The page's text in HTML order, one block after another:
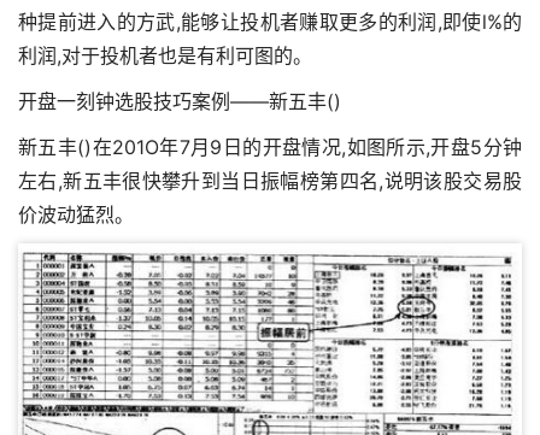
种提前进入的方武,能够让投机者赚取更多的利润,即使l%的
利润,对于投机者也是有利可图的。
开盘一刻钟选股技巧案例——新五丰()
新五丰()在201O年7月9日的开盘情况,如图所示,开盘5分钟
左右,新五丰很快攀升到当日振幅榜第四名,说明该股交易股
价波动猛烈。